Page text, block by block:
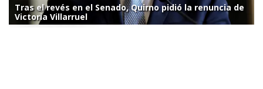
Tras el revés en el Senado, Quirno pidió la renuncia de
Victoria Villarruel